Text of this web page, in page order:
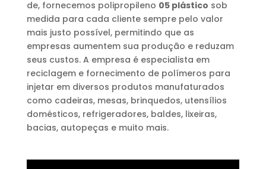
de, fornecemos polipropileno 05 plástico sob
medida para cada cliente sempre pelo valor
mais justo possível, permitindo que as
empresas aumentem sua produção e reduzam
seus custos. A empresa é especialista em
reciclagem e fornecimento de polímeros para
injetar em diversos produtos manufaturados
como cadeiras, mesas, brinquedos, utensílios
domésticos, refrigeradores, baldes, lixeiras,
bacias, autopeças e muito mais.